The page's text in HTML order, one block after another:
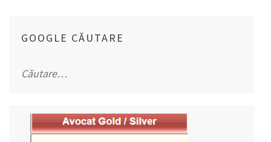
GOOGLE CĂUTARE
după: